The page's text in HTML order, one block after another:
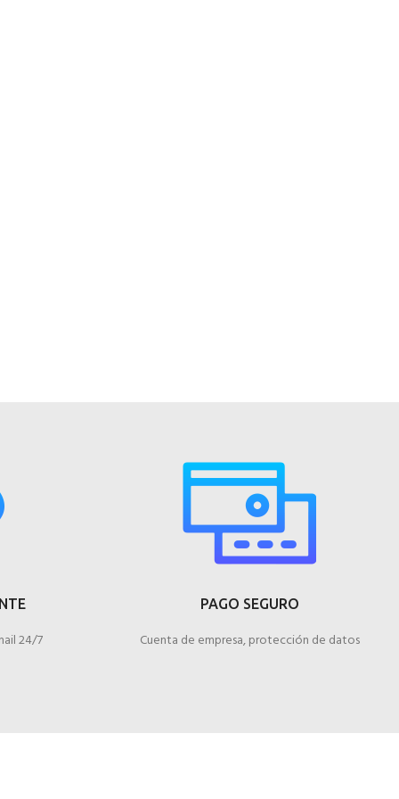
24/7
PAGO SEGURO
Cuenta de empresa, protección de datos